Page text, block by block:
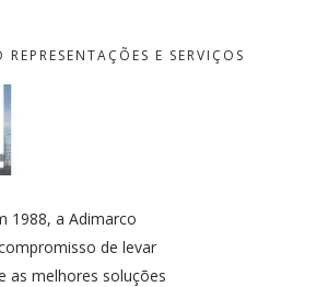
E SERVIÇOS
1988, a Adimarco
de levar
as melhores soluções